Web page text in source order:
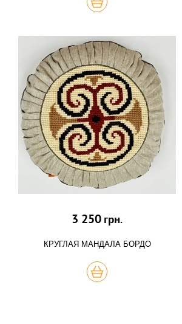
3 250 грн.
КРУГЛАЯ МАНДАЛА БОРДО
КУПИТЬ